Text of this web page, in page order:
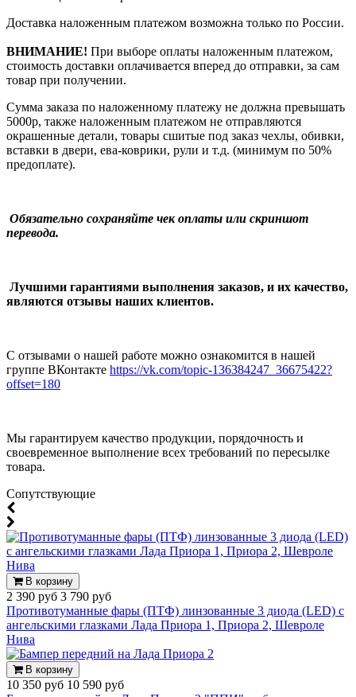
Доставка наложенным платежом возможна только по России.
ВНИМАНИЕ! При выборе оплаты наложенным платежом,
стоимость доставки оплачивается вперед до отправки, за сам
товар при получении.
Сумма заказа по наложенному платежу не должна превышать
5000р, также наложенным платежом не отправляются
окрашенные детали, товары сшитые под заказ чехлы, обивки,
вставки в двери, ева-коврики, рули и т.д. (минимум по 50%
предоплате).
Обязательно сохраняйте чек оплаты или скриншот
перевода.
Лучшими гарантиями выполнения заказов, и их качество,
являются отзывы наших клиентов.
С отзывами о нашей работе можно ознакомится в нашей
группе ВКонтакте https://vk.com/topic-136384247_36675422?
offset=180
Мы гарантируем качество продукции, порядочность и
своевременное выполнение всех требований по пересылке
товара.
Cопутствующие
В корзину
2 390 руб 3 790 руб
Противотуманные фары (ПТФ) линзованные 3 диода (LED) с
ангельскими глазками Лада Приора 1, Приора 2, Шевроле
Нива
В корзину
10 350 руб 10 590 руб